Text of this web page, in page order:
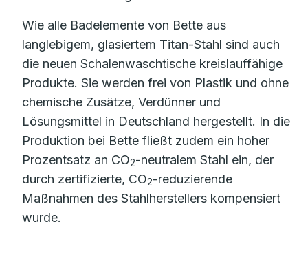
Wie alle Badelemente von Bette aus
langlebigem, glasiertem Titan-Stahl sind auch
die neuen Schalenwaschtische kreislauffähige
Produkte. Sie werden frei von Plastik und ohne
chemische Zusätze, Verdünner und
Lösungsmittel in Deutschland hergestellt. In die
Produktion bei Bette fließt zudem ein hoher
Prozentsatz an CO2-neutralem Stahl ein, der
durch zertifizierte, CO2-reduzierende
Maßnahmen des Stahlherstellers kompensiert
wurde.